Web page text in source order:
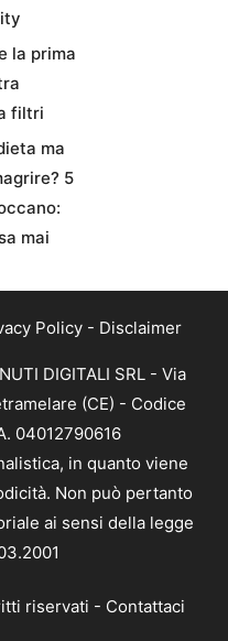
la prima
filtri
ma
5
mai
Policy - Disclaimer
DIGITALI SRL - Via
(CE) - Codice
04012790616
in quanto viene
Non può pertanto
ai sensi della legge
riservati - Contattaci